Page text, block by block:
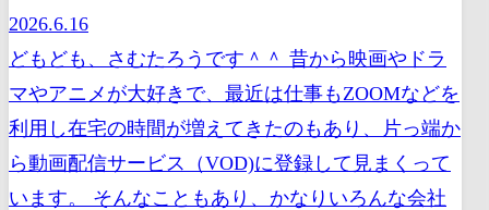
2026.6.16
どもども、さむたろうです＾＾ 昔から映画やドラ
マやアニメが大好きで、最近は仕事もZOOMなどを
利用し在宅の時間が増えてきたのもあり、片っ端か
ら動画配信サービス（VOD)に登録して見まくって
います。 そんなこともあり、かなりいろんな会社